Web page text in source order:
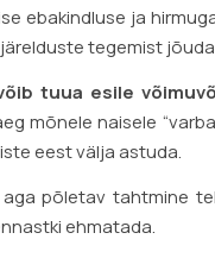
ebakindluse ja
tegemist
tuua esile
mõnele naisele
eest välja astuda.
põletav tahtmine
ehmatada.